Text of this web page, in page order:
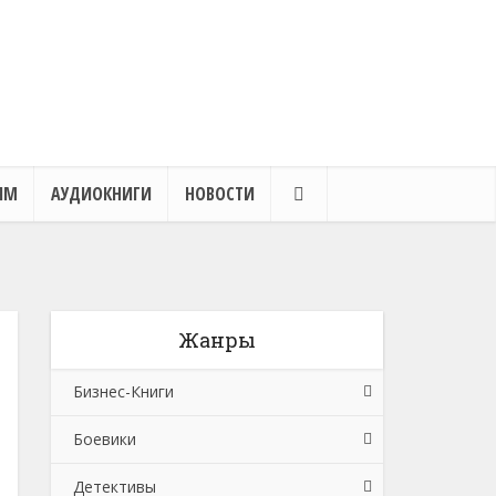
АУДИОКНИГИ НОВОСТИ
Жанры
Бизнес-Книги
Банковское дело
Бухучет, налогообложение, аудит
Боевики
Боевики: Прочее
Детективы